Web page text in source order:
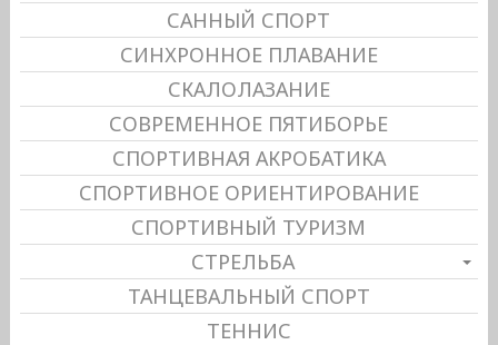
САННЫЙ СПОРТ
СИНХРОННОЕ ПЛАВАНИЕ
СКАЛОЛАЗАНИЕ
СОВРЕМЕННОЕ ПЯТИБОРЬЕ
СПОРТИВНАЯ АКРОБАТИКА
СПОРТИВНОЕ ОРИЕНТИРОВАНИЕ
СПОРТИВНЫЙ ТУРИЗМ
СТРЕЛЬБА
ТАНЦЕВАЛЬНЫЙ СПОРТ
ТЕННИС